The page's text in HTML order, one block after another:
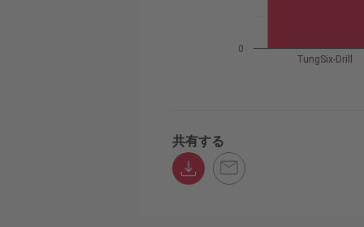
TungSix-Drill
0
共有する